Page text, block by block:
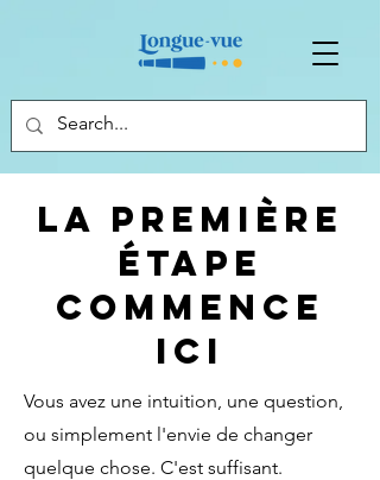
La première
étape
commence
ici
Vous avez une intuition, une question,
ou simplement l'envie de changer
quelque chose. C'est suffisant.